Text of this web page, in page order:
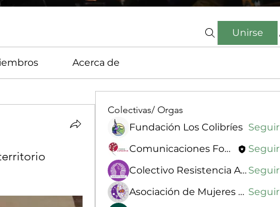
Unirse
Acerca de
Colectivas/ Orgas
Fundación Los Colibríes Seguir
Comunicaciones Fondo Lunaria
Seguir
Colectivo Resistencia Aquitania Seguir
Asociación de Mujeres Meliponas Seguir